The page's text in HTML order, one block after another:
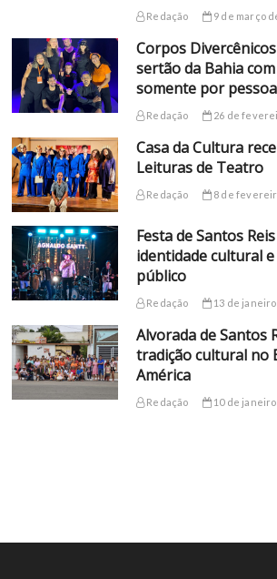
Redação 9 de março
Corpos
sertão da Bahia
somente por
Redação 26 de
Casa da Cultura
Leituras de Teatro
Redação 8 de
Festa de Santos
identidade cultural
público
Redação 13 de janeiro
Alvorada de Santos
tradição cultural no
América
Redação 10 de janeiro